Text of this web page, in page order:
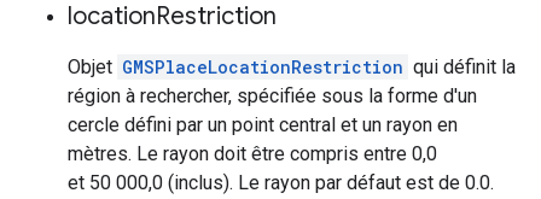
locationRestriction
Objet GMSPlaceLocationRestriction qui définit la
région à rechercher, spécifiée sous la forme d'un
cercle défini par un point central et un rayon en
mètres. Le rayon doit être compris entre 0,0
et 50 000,0 (inclus). Le rayon par défaut est de 0.0.